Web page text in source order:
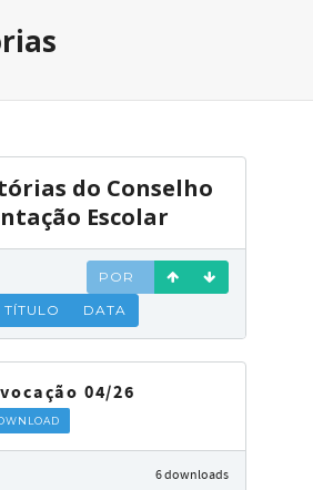
do Conselho
Escolar
POR
TÍTULO DATA
04/26
6 downloads